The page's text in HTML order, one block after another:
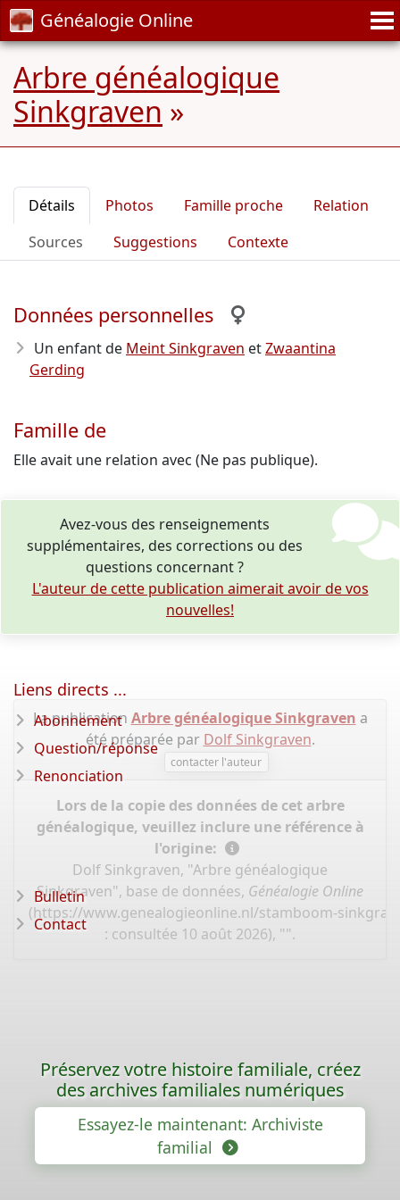
Généalogie Online
Arbre généalogique
Sinkgraven »
Détails Photos Famille proche
Relation
Sources
Suggestions Contexte
Données personnelles
Un enfant de Meint Sinkgraven etZwaantina
Gerding
Famille de
Elle avait une relation avec (Ne pas publique).
Avez-vous des renseignements
supplémentaires, des corrections ou des
questions concernant ?
L'auteur de cette publication aimerait avoir de vos
nouvelles!
La publication Arbre généalogique Sinkgraven a
été préparée par Dolf Sinkgraven.
contacter l'auteur
Lors de la copie des données de cet arbre
généalogique, veuillez inclure une référence à
l'origine:
Dolf Sinkgraven, "Arbre généalogique
Sinkgraven", base de données, Généalogie Online
(https://www.genealogieonline.nl/stamboom-
: consultée 10 août 2026), "".
Liens directs ...
Abonnement
Question/réponse
Renonciation
Bulletin
Contact
Préservez votre histoire familiale, créez
des archives familiales numériques
Essayez-le maintenant: Archiviste
familial